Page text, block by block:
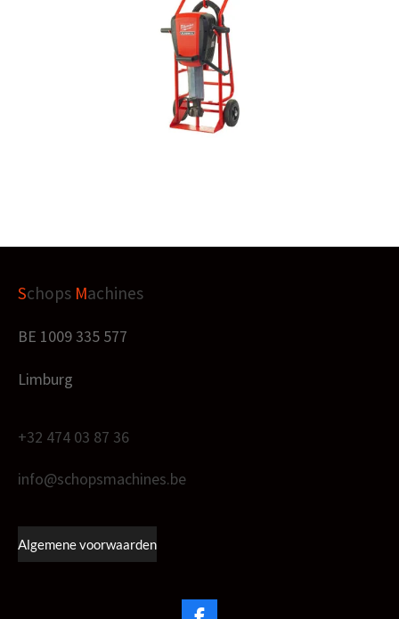
Schops Machines
BE 1009 335 577
Limburg
+32 474 03 87 36
info@schopsmachines.be
Algemene voorwaarden